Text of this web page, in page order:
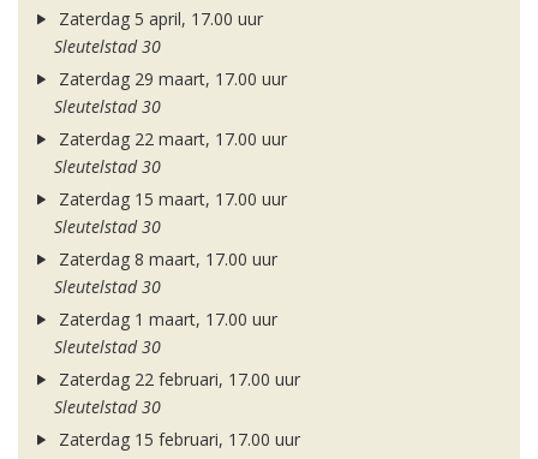
Zaterdag 5 april, 17.00 uur
Sleutelstad 30
Zaterdag 29 maart, 17.00 uur
Sleutelstad 30
Zaterdag 22 maart, 17.00 uur
Sleutelstad 30
Zaterdag 15 maart, 17.00 uur
Sleutelstad 30
Zaterdag 8 maart, 17.00 uur
Sleutelstad 30
Zaterdag 1 maart, 17.00 uur
Sleutelstad 30
Zaterdag 22 februari, 17.00 uur
Sleutelstad 30
Zaterdag 15 februari, 17.00 uur